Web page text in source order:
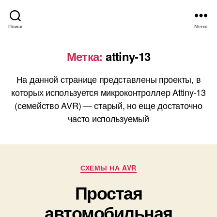
Поиск Меню
Метка: attiny-13
На данной странице представлены проекты, в
которых используется микроконтроллер Attiny-13
(семейство AVR) — старый, но еще достаточно
часто используемый
Р
у
б
р
и
СХЕМЫ НА AVR
Простая
автомобильная